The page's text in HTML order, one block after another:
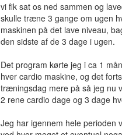
vi fik sat os ned sammen og
skulle træne 3 gange om ugen
maskinen på det lave niveau,
den sidste af de 3 dage i ugen.
Det program kørte jeg i ca 1
hver cardio maskine, og det
træningsdag mere på så jeg nu
2 rene cardio dage og 3 dage
Jeg har igennem hele perioden